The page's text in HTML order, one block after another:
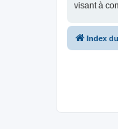
visant à
Index